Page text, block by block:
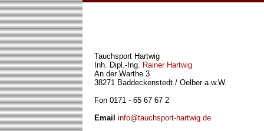
Tauchsport Hartwig
Inh. Dipl.-Ing. Rainer Hartwig
An der Warthe 3
38271 Baddeckenstedt / Oelber a.w.W.
Fon 0171 - 65 67 67 2
Email info@tauchsport-hartwig.de